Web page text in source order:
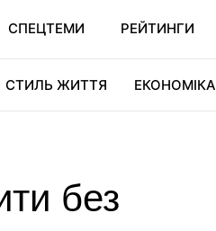
СПЕЦТЕМИ РЕЙТИНГИ
СТИЛЬ ЖИТТЯ ЕКОНОМІКА
без